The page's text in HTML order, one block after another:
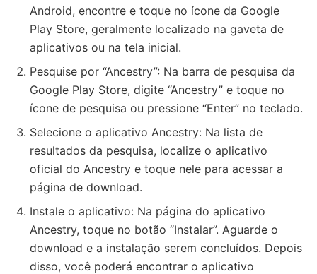
Android, encontre e toque no ícone da Google
Play Store, geralmente localizado na gaveta de
aplicativos ou na tela inicial.
Pesquise por “Ancestry”: Na barra de pesquisa da
Google Play Store, digite “Ancestry” e toque no
ícone de pesquisa ou pressione “Enter” no teclado.
Selecione o aplicativo Ancestry: Na lista de
resultados da pesquisa, localize o aplicativo
oficial do Ancestry e toque nele para acessar a
página de download.
Instale o aplicativo: Na página do aplicativo
Ancestry, toque no botão “Instalar”. Aguarde o
download e a instalação serem concluídos. Depois
disso, você poderá encontrar o aplicativo